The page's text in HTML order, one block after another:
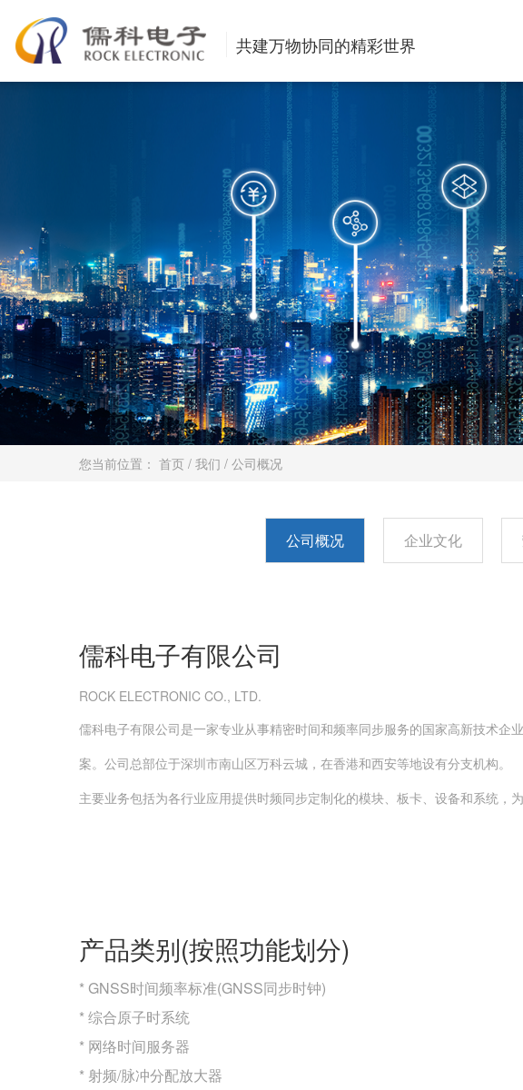
共建万物协同的精彩世界
您当前位置： 首页 / 我们 / 公司概况
公司概况 企业文化
儒科电子有限公司
ROCK ELECTRONIC CO., LTD.
儒科电子有限公司是一家专业从事精密时间和频率同步服务的国家高新技术企
案。公司总部位于深圳市南山区万科云城，在香港和西安等地设有分支机构。
主要业务包括为各行业应用提供时频同步定制化的模块、板卡、设备和系统，
产品类别(按照功能划分)
* GNSS时间频率标准(GNSS同步时钟)
* 综合原子时系统
* 网络时间服务器
* 射频/脉冲分配放大器